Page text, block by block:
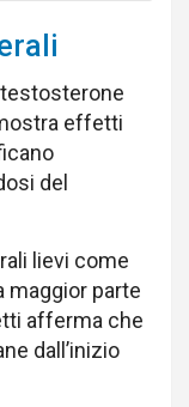
effetti
del
lievi come
maggior parte
afferma che
dall’inizio